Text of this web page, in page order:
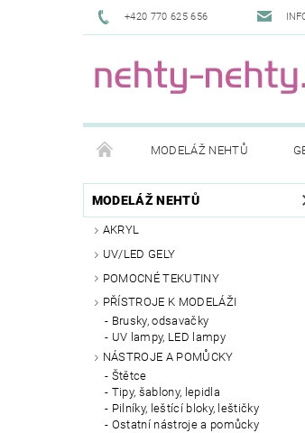
+420 770 625 656
MODELÁŽ NEHTŮ
KONTAKTY DOPRAVA A
MODELÁŽ NEHTŮ
AKRYL
UV/LED GELY
POMOCNÉ TEKUTINY
PŘÍSTROJE K MODELÁŽI
Brusky, odsavačky
UV lampy, LED lampy
NÁSTROJE A POMŮCKY
Štětce
Tipy, šablony, lepidla
Pilníky, leštící bloky, leštičky
Ostatní nástroje a pomůcky